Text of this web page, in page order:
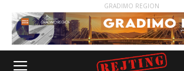
GRADIMO REGION